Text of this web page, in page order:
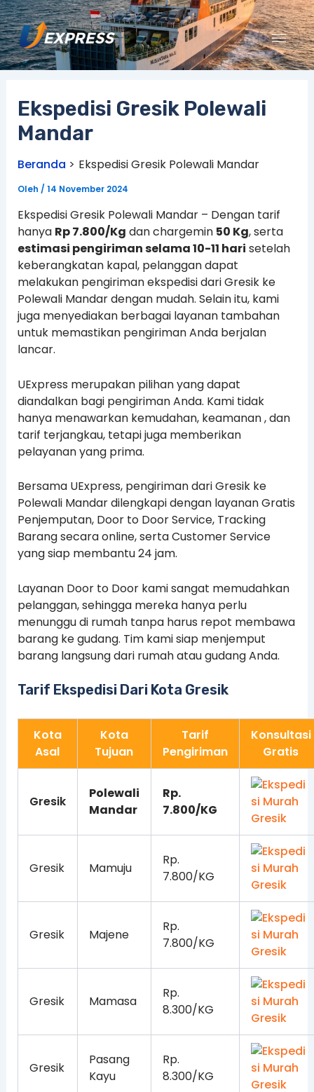
Lewati
ke
konten
Ekspedisi Gresik Polewali
Mandar
Beranda Ekspedisi Gresik Polewali Mandar
Oleh / 14 November 2024
Ekspedisi Gresik Polewali Mandar – Dengan tarif
hanya Rp 7.800/Kg dan chargemin 50 Kg, serta
estimasi pengiriman selama 10-11 hari setelah
keberangkatan kapal, pelanggan dapat
melakukan pengiriman ekspedisi dari Gresik ke
Polewali Mandar dengan mudah. Selain itu, kami
juga menyediakan berbagai layanan tambahan
untuk memastikan pengiriman Anda berjalan
lancar.
UExpress merupakan pilihan yang dapat
diandalkan bagi pengiriman Anda. Kami tidak
hanya menawarkan kemudahan, keamanan , dan
tarif terjangkau, tetapi juga memberikan
pelayanan yang prima.
Bersama UExpress, pengiriman dari Gresik ke
Polewali Mandar dilengkapi dengan layanan Gratis
Penjemputan, Door to Door Service, Tracking
Barang secara online, serta Customer Service
yang siap membantu 24 jam.
Layanan Door to Door kami sangat memudahkan
pelanggan, sehingga mereka hanya perlu
menunggu di rumah tanpa harus repot membawa
barang ke gudang. Tim kami siap menjemput
barang langsung dari rumah atau gudang Anda.
Tarif Ekspedisi Dari Kota Gresik
Kota
Asal
Kota
Tujuan
Tarif
Pengiriman
Konsultasi
Gratis
Gresik
Polewali
Mandar
Rp.
7.800/KG
Gresik Mamuju
Rp.
7.800/KG
Gresik Majene
Rp.
7.800/KG
Gresik Mamasa
Rp.
8.300/KG
Gresik
Pasang
Kayu
Rp.
8.300/KG